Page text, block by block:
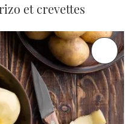
et crevettes